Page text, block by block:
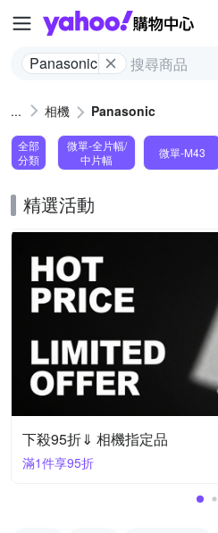
Panasonic
相機 Panasonic
全部
分類
微單-全片幅/
中片幅
微單-M43
精選活動
下殺95折⇓ 相機指定品
滿1件享95折